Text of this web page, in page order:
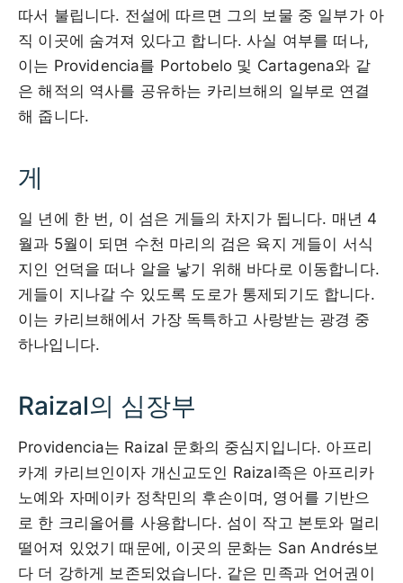
따서 불립니다. 전설에 따르면 그의 보물 중 일부가 아
직 이곳에 숨겨져 있다고 합니다. 사실 여부를 떠나,
이는 Providencia를 Portobelo 및 Cartagena와 같
은 해적의 역사를 공유하는 카리브해의 일부로 연결
해 줍니다.
게
일 년에 한 번, 이 섬은 게들의 차지가 됩니다. 매년 4
월과 5월이 되면 수천 마리의 검은 육지 게들이 서식
지인 언덕을 떠나 알을 낳기 위해 바다로 이동합니다.
게들이 지나갈 수 있도록 도로가 통제되기도 합니다.
이는 카리브해에서 가장 독특하고 사랑받는 광경 중
하나입니다.
Raizal의 심장부
Providencia는 Raizal 문화의 중심지입니다. 아프리
카계 카리브인이자 개신교도인 Raizal족은 아프리카
노예와 자메이카 정착민의 후손이며, 영어를 기반으
로 한 크리올어를 사용합니다. 섬이 작고 본토와 멀리
떨어져 있었기 때문에, 이곳의 문화는 San Andrés보
다 더 강하게 보존되었습니다. 같은 민족과 언어권이